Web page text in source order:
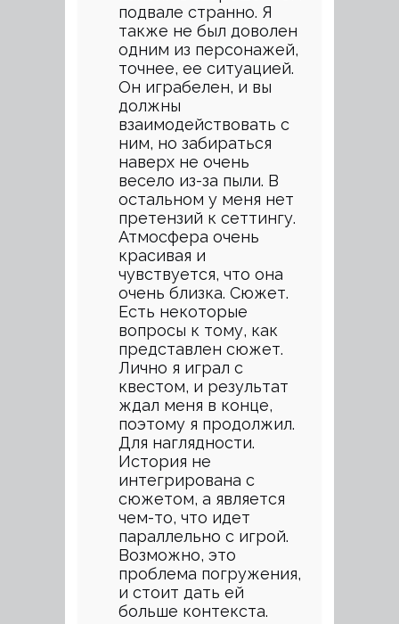
подвале странно. Я
также не был доволен
одним из персонажей,
точнее, ее ситуацией.
Он играбелен, и вы
должны
взаимодействовать с
ним, но забираться
наверх не очень
весело из-за пыли. В
остальном у меня нет
претензий к сеттингу.
Атмосфера очень
красивая и
чувствуется, что она
очень близка. Сюжет.
Есть некоторые
вопросы к тому, как
представлен сюжет.
Лично я играл с
квестом, и результат
ждал меня в конце,
поэтому я продолжил.
Для наглядности.
История не
интегрирована с
сюжетом, а является
чем-то, что идет
параллельно с игрой.
Возможно, это
проблема погружения,
и стоит дать ей
больше контекста.